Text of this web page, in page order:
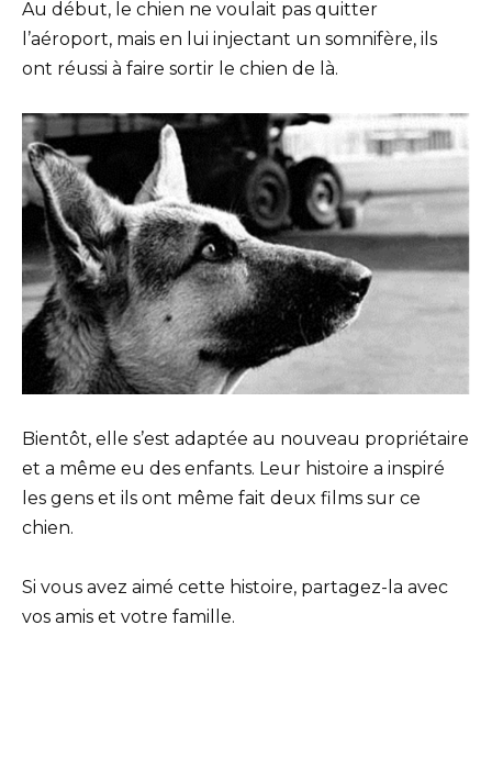
Au début, le chien ne voulait pas quitter
l’aéroport, mais en lui injectant un somnifère, ils
ont réussi à faire sortir le chien de là.
Bientôt, elle s’est adaptée au nouveau propriétaire
et a même eu des enfants. Leur histoire a inspiré
les gens et ils ont même fait deux films sur ce
chien.
Si vous avez aimé cette histoire, partagez-la avec
vos amis et votre famille.